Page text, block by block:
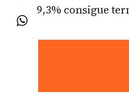
9,3% consigue